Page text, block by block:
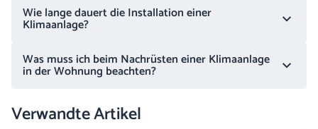
Wie lange dauert die Installation einer
Klimaanlage?
Was muss ich beim Nachrüsten einer Klimaanlage
in der Wohnung beachten?
Verwandte Artikel